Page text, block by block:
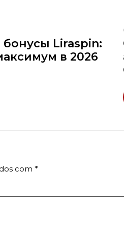
Liraspin:
в 2026
com *